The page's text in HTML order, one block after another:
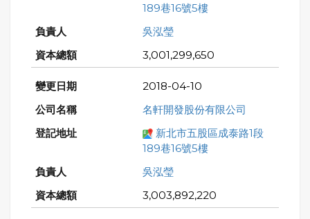
189巷16號5樓
吳泓瑩
3,001,299,650
2018-04-10
名軒開發股份有限公司
新北市五股區成泰路1段
189巷16號5樓
吳泓瑩
3,003,892,220